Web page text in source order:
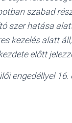
szabad
szer hatása
kezelés alatt
előtt
engedéllyel